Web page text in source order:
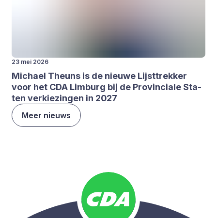
23 mei 2026
Michael Theuns is de nieu­we Lijst­trek­ker
voor het CDA Lim­burg bij de Pro­vin­ci­a­le Sta­
ten ver­kie­zin­gen in 2027
Meer nieuws